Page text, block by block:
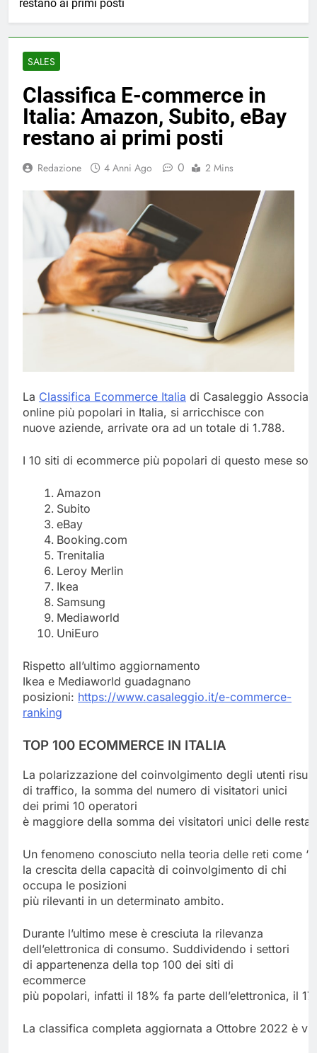
restano ai primi posti
SALES
Classifica E-commerce in
Italia: Amazon, Subito, eBay
restano ai primi posti
Redazione 4 Anni Ago 0 2 Mins
La Classifica Ecommerce Italia di Casaleggio
online più popolari in Italia, si arricchisce con
nuove aziende, arrivate ora ad un totale di 1.788.
I 10 siti di ecommerce più popolari di questo mese
Amazon
Subito
eBay
Booking.com
Trenitalia
Leroy Merlin
Ikea
Samsung
Mediaworld
UniEuro
Rispetto all’ultimo aggiornamento
Ikea e Mediaworld guadagnano
posizioni: https://www.casaleggio.it/e-commerce-
ranking
TOP 100 ECOMMERCE IN ITALIA
La polarizzazione del coinvolgimento degli utenti
di traffico, la somma del numero di visitatori unici
dei primi 10 operatori
è maggiore della somma dei visitatori unici delle
Un fenomeno conosciuto nella teoria delle reti come
la crescita della capacità di coinvolgimento di chi
occupa le posizioni
più rilevanti in un determinato ambito.
Durante l’ultimo mese è cresciuta la rilevanza
dell’elettronica di consumo. Suddividendo i settori
di appartenenza della top 100 dei siti di
ecommerce
più popolari, infatti il 18% fa parte dell’elettronica, il
La classifica completa aggiornata a Ottobre 2022 è